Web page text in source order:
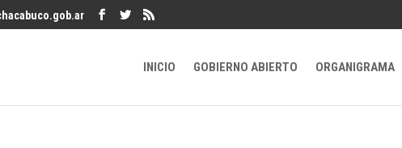
INICIO GOBIERNO ABIERTO ORGANIGRAMA